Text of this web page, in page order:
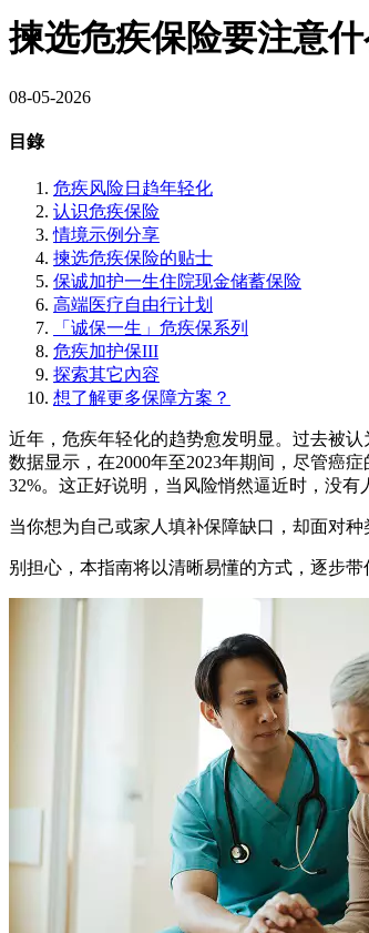
揀选危疾保险要注意
08-05-2026
目錄
危疾风险日趋年轻化
认识危疾保险
情境示例分享
揀选危疾保险的贴士
保诚加护一生住院现金储蓄保险
高端医疗自由行计划
「诚保一生」危疾保系列
危疾加护保III
探索其它內容
想了解更多保障方案？
近年，危疾年轻化的趋势愈发明显。过去被
数据显示，在2000年至2023年期间，尽管癌
32%。这正好说明，当风险悄然逼近时，没有
当你想为自己或家人填补保障缺口，却面对
别担心，本指南将以清晰易懂的方式，逐步